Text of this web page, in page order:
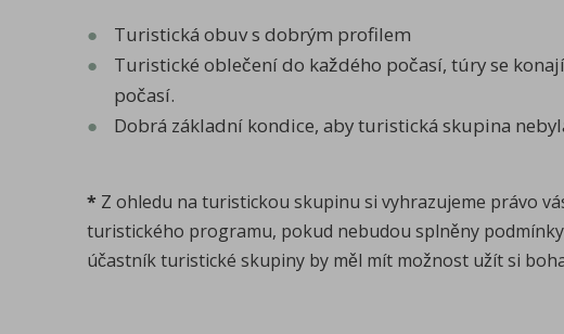
Turistická obuv s dobrým profilem
Turistické oblečení do každého počasí, túry se
počasí.
Dobrá základní kondice, aby turistická skupina
* Z ohledu na turistickou skupinu si vyhrazujeme právo
turistického programu, pokud nebudou splněny podmínky
účastník turistické skupiny by měl mít možnost užít si